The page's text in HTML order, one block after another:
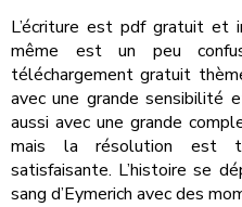
L’écriture est pdf gratuit et
même est un peu
téléchargement gratuit
avec une grande sensibilité
aussi avec une grande
mais la résolution est
satisfaisante. L’histoire se
sang d’Eymerich avec des